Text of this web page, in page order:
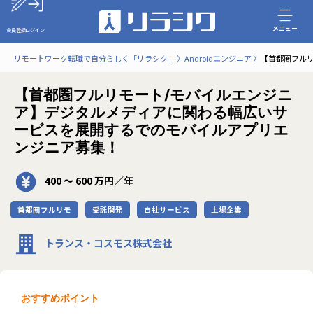
会員登録ログイン メニュー
リモートワーク転職で自分らしく「リラシク」 Androidエンジニア 【首都圏フ
【首都圏フルリモート/モバイルエンジニ
ア】デジタルメディアに関わる幅広いサ
ービスを展開するでのモバイルアプリエ
ンジニア募集！
400 〜 600 万円／年
首都圏フルリモ 受託開発 自社サービス 上場企業
トランス・コスモス株式会社
おすすめポイント